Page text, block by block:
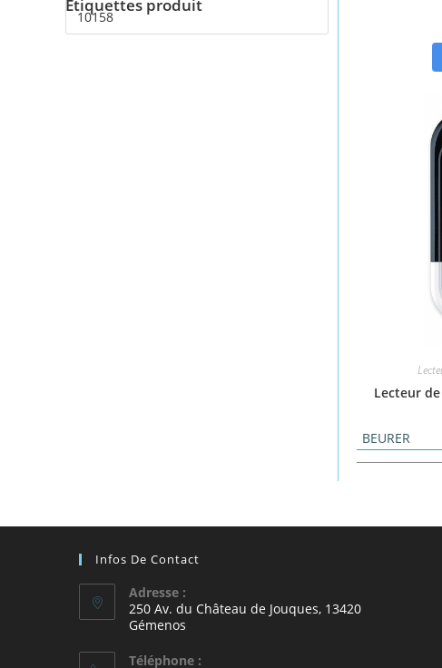
Lecteur
BEURER
Étiquettes produit
Infos De Contact
Adresse :
250 Av. du Château de Jouques, 13420
Gémenos
Téléphone :